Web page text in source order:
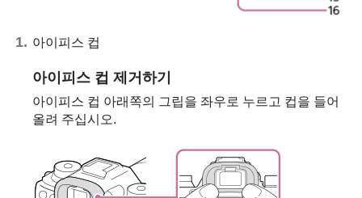
아이피스 컵
아이피스 컵 제거하기
아이피스 컵 아래쪽의 그립을 좌우로 누르고 컵을 들어
올려 주십시오.